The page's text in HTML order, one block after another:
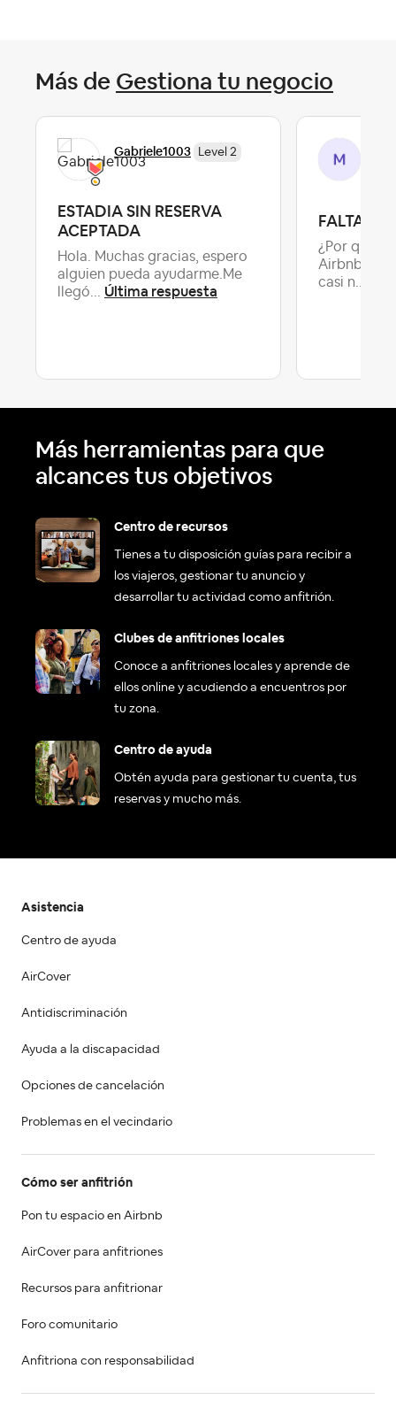
Más de Gestiona tu negocio
Gabriele1003 Level 2
ESTADIA SIN RESERVA
ACEPTADA
Hola. Muchas gracias, espero
alguien pueda ayudarme.Me
llegó... Última respuesta
FALTA DE
¿Por qué
Airbnb
casi n...
Más herramientas para que
alcances tus objetivos
Centro de recursos
Tienes a tu disposición guías para recibir a
los viajeros, gestionar tu anuncio y
desarrollar tu actividad como anfitrión.
Clubes de anfitriones locales
Conoce a anfitriones locales y aprende de
ellos online y acudiendo a encuentros por
tu zona.
Centro de ayuda
Obtén ayuda para gestionar tu cuenta, tus
reservas y mucho más.
Asistencia
Centro de ayuda
AirCover
Antidiscriminación
Ayuda a la discapacidad
Opciones de cancelación
Problemas en el vecindario
Cómo ser anfitrión
Pon tu espacio en Airbnb
AirCover para anfitriones
Recursos para anfitrionar
Foro comunitario
Anfitriona con responsabilidad